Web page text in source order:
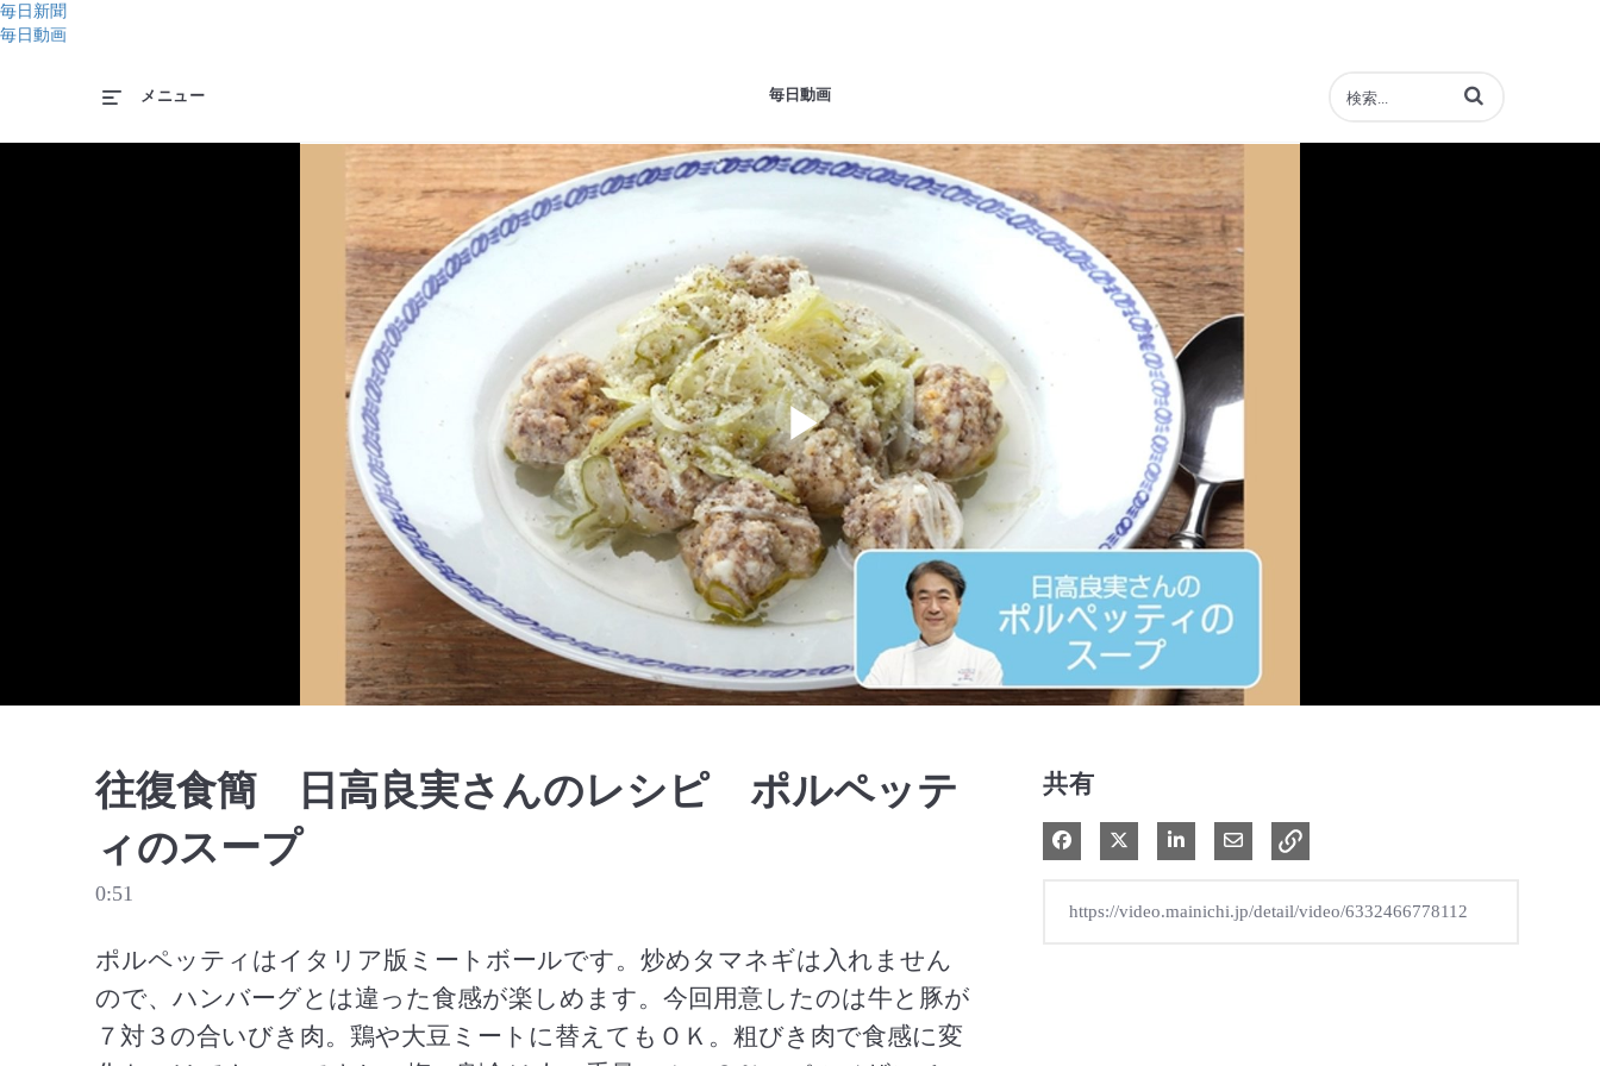
毎日新聞
毎日動画
毎日動画
メニュー 動画の検索語句を入力
Play
Video
往復食簡 日高良実さんのレシピ ポルペッテ
ィのスープ
0:51
ポルペッティはイタリア版ミートボールです。炒めタマネギは入れません
ので、ハンバーグとは違った食感が楽しめます。今回用意したのは牛と豚が
７対３の合いびき肉。鶏や大豆ミートに替えてもＯＫ。粗びき肉で食感に変
共有
Facebook で共有
Xで共有する
LinkedIn で共有電子メールで共有